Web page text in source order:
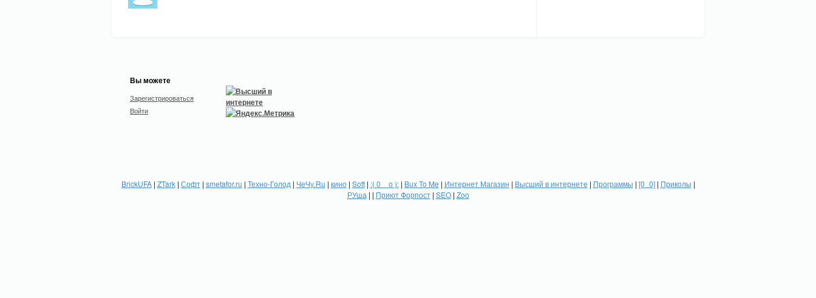
Вы можете
Зарегистрироваться
Войти
BrickUFA| ZTark| Софт| smetafor.ru | Техно-Голод | ЧеЧу.Ru | кино| Soft| :( 0 _ о ):| Bux To Me | Интернет Магазин | Высший в интернете | Программы | [0_0]| Приколы |
РУша | | Приют Форпост| SEO| Zoo